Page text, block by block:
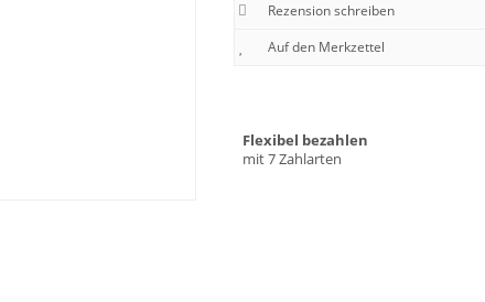
Rezension schreiben
Flexibel bezahlen
mit 7 Zahlarten